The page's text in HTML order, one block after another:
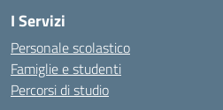
I Servizi
Personale scolastico
Famiglie e studenti
Percorsi di studio